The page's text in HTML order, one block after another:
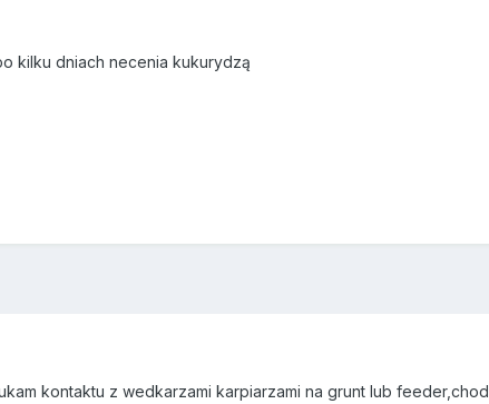
kilku dniach necenia kukurydzą
kontaktu z wedkarzami karpiarzami na grunt lub